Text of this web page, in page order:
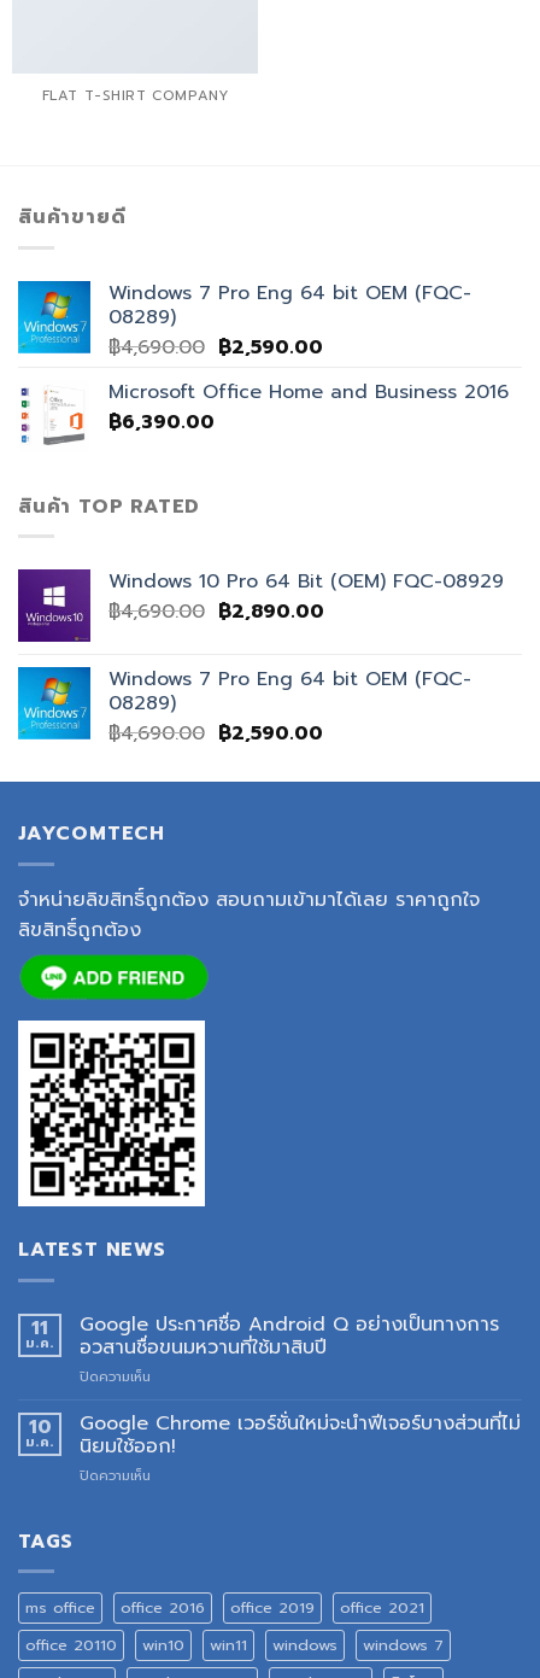
FLAT T-SHIRT COMPANY
สินค้าขายดี
Windows 7 Pro Eng 64 bit OEM (FQC-
08289)
฿4,690.00 ฿2,590.00
Microsoft Office Home and Business 2016
฿6,390.00
สินค้า TOP RATED
Windows 10 Pro 64 Bit (OEM) FQC-08929
฿4,690.00 ฿2,890.00
Windows 7 Pro Eng 64 bit OEM (FQC-
08289)
฿4,690.00 ฿2,590.00
JAYCOMTECH
จำหน่ายลิขสิทธิ์ถูกต้อง สอบถามเข้ามาได้เลย ราคาถูกใจ
ลิขสิทธิ์ถูกต้อง
LATEST NEWS
11
ม.ค.
Google ประกาศชื่อ Android Q อย่างเป็นทางการ
อวสานชื่อขนมหวานที่ใช้มาสิบปี
ปิดความเห็น
ประกาศ
ชื่อ
Android
ขนม
หวาน
ที่
ใช้
10
ม.ค.
Google Chrome เวอร์ชั่นใหม่จะนำฟีเจอร์บางส่วนที่ไม่
นิยมใช้ออก!
ปิดความเห็น
นำ
ฟีเจอร์
บาง
ส่วน
TAGS
ms office office 2016 office 2019
office 2021
office 20110
win10 win11 windows
windows 7